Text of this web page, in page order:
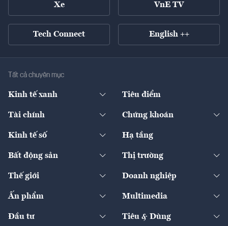
Xe VnE TV
Tech Connect English ++
Tất cả chuyên mục
Kinh tế xanh
Diễn đàn
Tiêu điểm
Tài chính
Ngân hàng
Bảo hiểm
Chứng khoán
Doanh nghiệp niêm yết
Khung pháp lý
Kinh tế số
Sản phẩm - Thị trường
Start-up
Quản trị số
Hạ tầng
Bất động sản
Chính sách
Thị trường
Thị trường
Thế giới
Kinh tế
Doanh nghiệp
Ấn phẩm
The Guide
Multimedia
Đầu tư Tiêu & Dùng